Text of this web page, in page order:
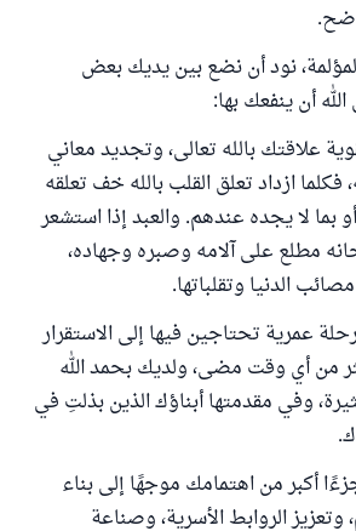
نود أن نضع بين يديك بعض
أن ينفعك بها:
علاقتك بالله تعالى، وتجديد معاني
فكلما ازداد تعلق القلب بالله خف تعلقه
بما لا يجده عندهم. والعبد إذا استشعر
مطلع على آلامه وصبره وجهاده،
الدنيا وتقلباتها.
عمرية تحتاجين فيها إلى الاستقرار
من أي وقت مضى، ولديك بحمد الله
وفي مقدمتها أبناؤك الذين بذلتِ في
أكبر من اهتمامك موجهًا إلى بناء
الروابط الأسرية، وصناعة